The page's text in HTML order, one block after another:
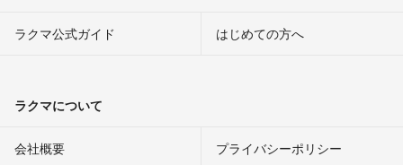
ラクマ公式ガイド はじめての方へ
ラクマについて
会社概要 プライバシーポリシー